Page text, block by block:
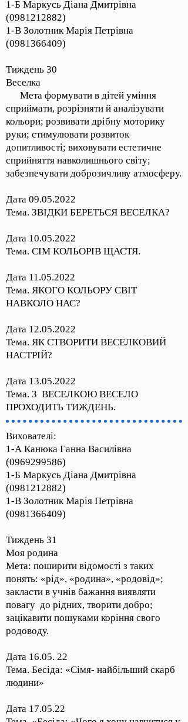
1-Б Маркусь Діана Дмитрівна
(0981212882)
1-В Золотник Марія Петрівна
(0981366409)
Тиждень 30
Веселка
Мета формувати в дітей уміння
сприймати, розрізняти й аналізувати
кольори; розвивати дрібну моторику
руки; стимулювати розвиток
допитливості; виховувати естетичне
сприйняття навколишнього світу;
забезпечувати доброзичливу атмосферу.
Дата 09.05.2022
Тема. ЗВІДКИ БЕРЕТЬСЯ ВЕСЕЛКА?
Дата 10.05.2022
Тема. СІМ КОЛЬОРІВ ЩАСТЯ.
Дата 11.05.2022
Тема. ЯКОГО КОЛЬОРУ СВІТ
НАВКОЛО НАС?
Дата 12.05.2022
Тема. ЯК СТВОРИТИ ВЕСЕЛКОВИЙ
НАСТРІЙ?
Дата 13.05.2022
Тема. З ВЕСЕЛКОЮ ВЕСЕЛО
ПРОХОДИТЬ ТИЖДЕНЬ.
Вихователі:
1-А Канюка Ганна Василівна
(0969299586)
1-Б Маркусь Діана Дмитрівна
(0981212882)
1-В Золотник Марія Петрівна
(0981366409)
Тиждень 31
Моя родина
Мета: поширити відомості з таких
понять: «рід», «родина», «родовід»;
закласти в учнів бажання виявляти
повагу до рідних, творити добро;
зацікавити пошуками коріння свого
родоводу.
Дата 16.05. 22
Тема. Бесіда: «Сімя- найбільший скарб
людини»
Дата 17.05.22